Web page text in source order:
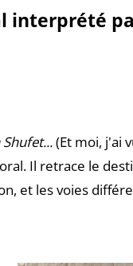
interprété
Shufet...(Et moi, j'ai
Il retrace le
et les voies